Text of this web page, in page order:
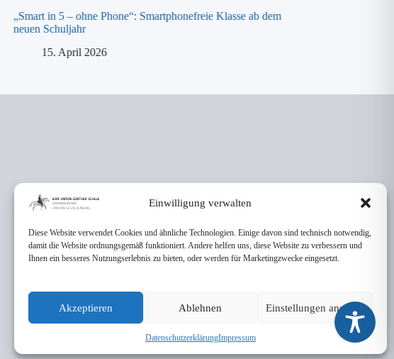
Einwilligung verwalten
Diese Website verwendet Cookies und ähnliche Technologien. Einige davon sind technisch notwendig,
damit die Website ordnungsgemäß funktioniert. Andere helfen uns, diese Website zu verbessern und
Ihnen ein besseres Nutzungserlebnis zu bieten, oder werden für Marketingzwecke eingesetzt.
Akzeptieren Ablehnen Einstellungen ansehen
DatenschutzerklärungImpressum
„Smart in 5 – ohne Phone“: Smartphonefreie Klasse ab dem
neuen Schuljahr
15. April 2026